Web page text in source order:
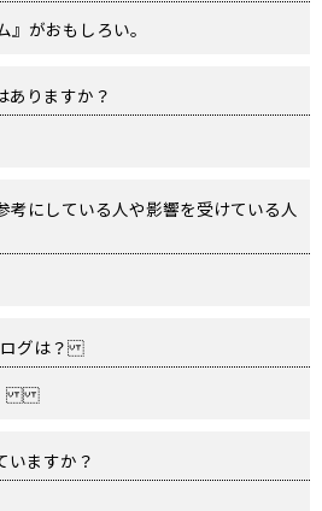
がおもしろい。
ありますか？
している人や影響を受けている人
グは？
。
いますか？